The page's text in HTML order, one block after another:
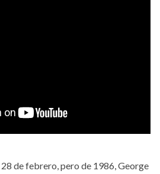
28 de febrero, pero de 1986, George